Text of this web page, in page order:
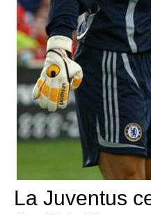
La Juventus